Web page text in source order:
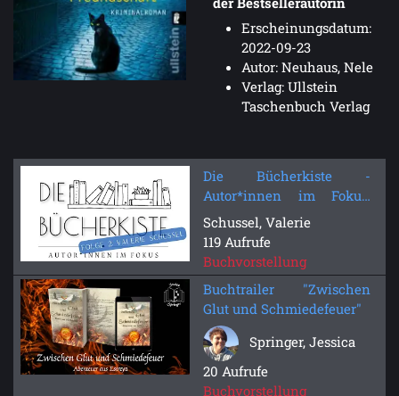
Erscheinungsdatum:
2022-09-23
Autor: Neuhaus, Nele
Verlag: Ullstein
Taschenbuch Verlag
Die Bücherkiste -
Autor*innen im Fokus:
Folge 2 - Valerie Schussel
Schussel, Valerie
119 Aufrufe
Buchvorstellung
Buchtrailer "Zwischen
Glut und Schmiedefeuer"
Springer, Jessica
20 Aufrufe
Buchvorstellung